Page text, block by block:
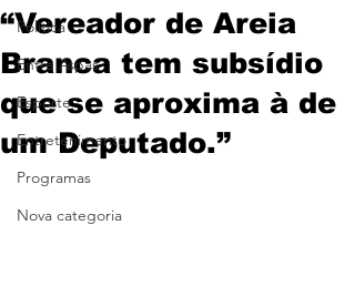
Política
Entre Aspas
Esporte
Entretenimento
Programas
Nova categoria
“Vereador de Areia
Branca tem subsídio
que se aproxima à de
um Deputado.”